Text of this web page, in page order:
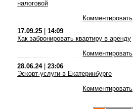
налоговой
Комментировать
17.09.25
14:09
Как забронировать квартиру в аренду
Комментировать
28.06.24| 23:06
Эскорт-услуги в Екатеринбурге
Комментировать